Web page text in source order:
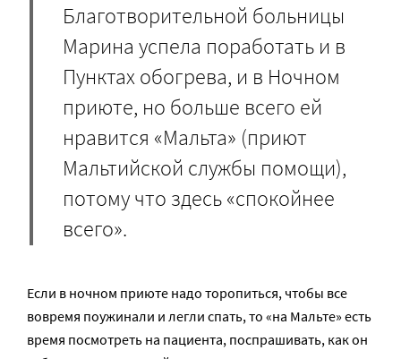
Благотворительной больницы
Марина успела поработать и в
Пунктах обогрева, и в Ночном
приюте, но больше всего ей
нравится «Мальта» (приют
Мальтийской службы помощи),
потому что здесь «спокойнее
всего».
Если в ночном приюте надо торопиться, чтобы все
вовремя поужинали и легли спать, то «на Мальте» есть
время посмотреть на пациента, поспрашивать, как он